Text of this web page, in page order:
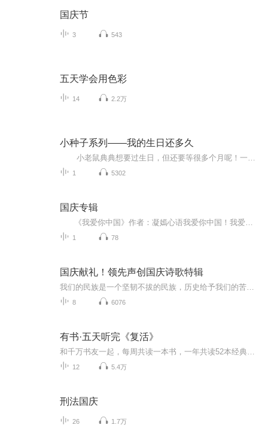
国庆节
3 543
五天学会用色彩
14 2.2万
小种子系列——我的生日还多久
1 5302
国庆专辑
1 78
国庆献礼！领先声创国庆诗歌特辑
8 6076
有书·五天听完《复活》
12 5.4万
刑法国庆
26 1.7万